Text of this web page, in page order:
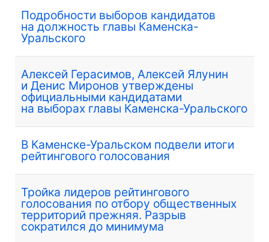
Подробности выборов кандидатов
на должность главы Каменска-
Уральского
Алексей Герасимов, Алексей Ялунин
и Денис Миронов утверждены
официальными кандидатами
на выборах главы Каменска-Уральского
В Каменске-Уральском подвели итоги
рейтингового голосования
Тройка лидеров рейтингового
голосования по отбору общественных
территорий прежняя. Разрыв
сократился до минимума